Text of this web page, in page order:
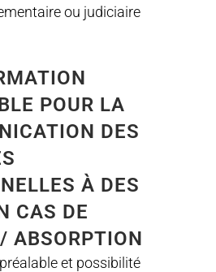
ou judiciaire
POUR LA
DES
À DES
CAS DE
ABSORPTION
et possibilité